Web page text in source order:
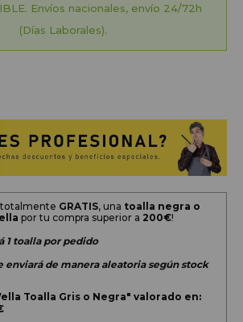
Envíos nacionales, envío 24/72h
(Días Laborales).
totalmente GRATIS, una toalla negra o
por tu compra superior a 200€!
1 toalla por pedido
enviará de manera aleatoria según stock
Toalla Gris o Negra" valorado en: